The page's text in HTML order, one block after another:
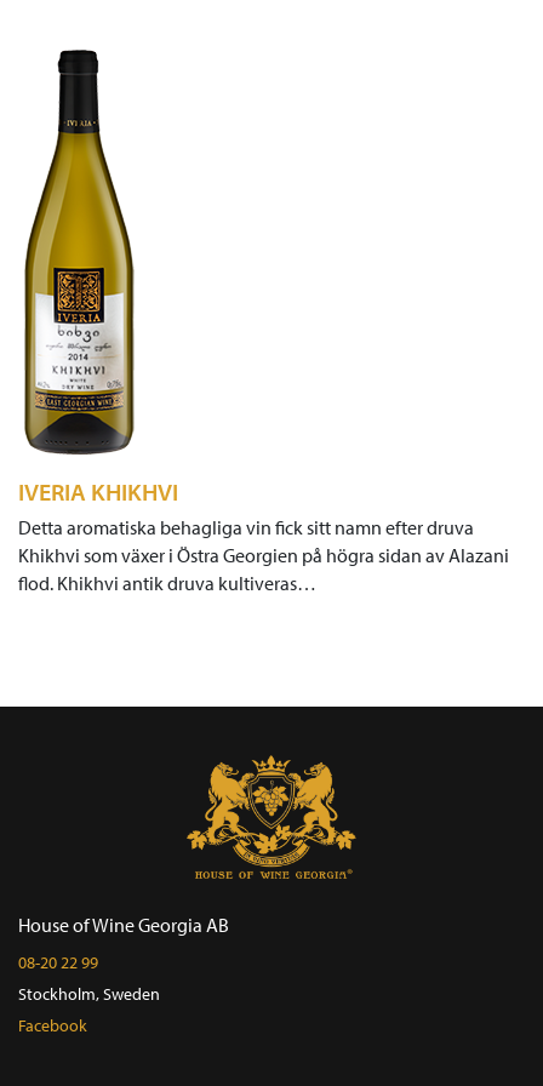
IVERIA KHIKHVI
Detta aromatiska behagliga vin fick sitt namn efter druva
Khikhvi som växer i Östra Georgien på högra sidan av Alazani
flod. Khikhvi antik druva kultiveras…
House of Wine Georgia AB
08-20 22 99
Stockholm, Sweden
Facebook